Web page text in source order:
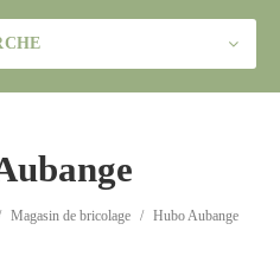
Magasin de bricolage / Hubo Aubange